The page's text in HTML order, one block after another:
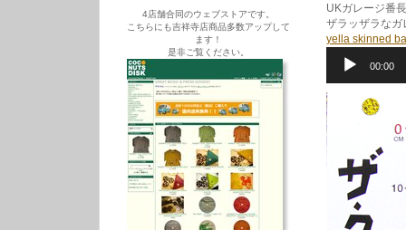
UKガレージ番
ザラッザラなガ
yella skinned
レ
ー
ヤ
ー
00:00
4店舗合同のウェブストアです。
こちらにも吉祥寺店商品多数アップして
ます！
是非ご覧ください。